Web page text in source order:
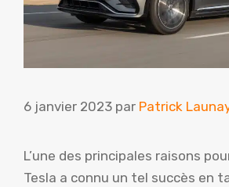
6 janvier 2023 par Patrick
L’une des principales raisons
Tesla a connu un tel succès en